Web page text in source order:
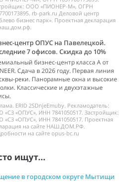
ООО «ПИОНЕР-М», ОГРН
rb-park.ru Деловой центр
бизнес парк». Проектная декларация
центр ОПУС на Павелецкой.
7 офисов. Скидка до 10%
бизнес-центр класса А от
Сдача в 2026 году. Первая линия
реки. Панорамные окна и высокие
Классические и двухэтажные
ERID 2SDnjeEmuby. Рекламодатель:
«СЗ «ОПУС», ИНН 7841050517. Застройщик:
«СЗ «ОПУС», ИНН 7841050517. Проектная
на сайте НАШ.ДОМ.РФ.
на сайте opus-bc.ru
ищут...
в городском округе Мытищи